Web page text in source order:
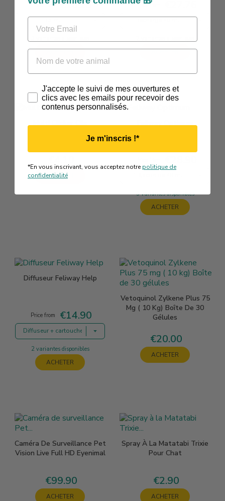
Price from Price
€10.25
ACHETER
Price from
ACHETER
Multi Clicker Clix
ACHETER
Feliway Optimum
3 variantes disponibles
ACHETER
Diffuseur Feliway Help
Price from Price
€14.90
Diffuseur + cartouche 7 jours
2 variantes disponibles
ACHETER
Vetoquinol Zylkene Plus 75
Mg ( 10 Kg) Boîte De 30
Gélules
Price
€20.00
ACHETER
Caméra De Surveillance Pet
Vision Live Full HD Eyenimal
Price
€99.90
ACHETER
Spray À La Matatabi Trixie
Pour Chat
Price
€2.90
ACHETER
Email
Nom de votre animal
TrackJ'accepte le suivi de mes ouvertures et
clics avec les emails pour recevoir des
contenus personnalisés.
Je m'inscris !*
*En vous inscrivant, vous acceptez notre politique de
confidentialité